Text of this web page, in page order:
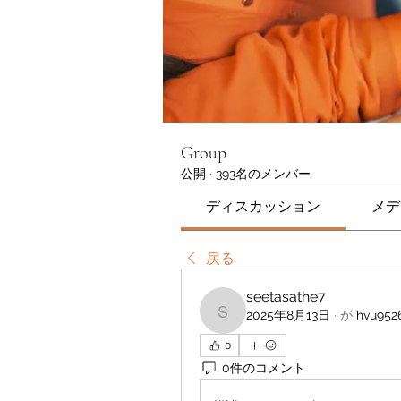
Group
公開 · 393名のメンバー
ディスカッション メ
戻る
seetasathe7
seetasathe7
2025年8月13日 · が
0
0件のコメント